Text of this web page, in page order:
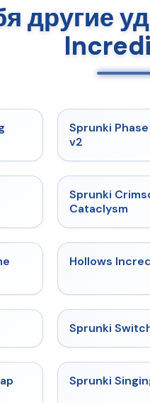
другие
★
Sprunki
v2
Sprunki
Cataclysm
★ Hollows
Sprunki
★ 4.5 Sprunki